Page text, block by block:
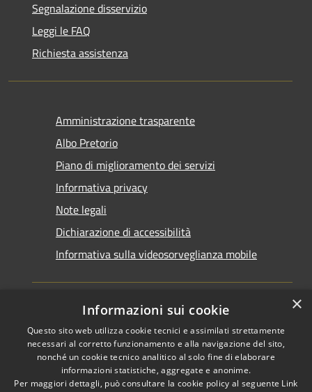
Segnalazione disservizio
Leggi le FAQ
Richiesta assistenza
Amministrazione trasparente
Albo Pretorio
Piano di miglioramento dei servizi
Informativa privacy
Note legali
Dichiarazione di accessibilità
Informativa sulla videosorveglianza mobile
RSS
Accessibilità
Copyright © 2026 • Comune di
Taranto • Powered by
Municipium•Accesso
×
Informazioni sui cookie
Questo sito web utilizza cookie tecnici e assimilati strettamente
necessari al corretto funzionamento e alla navigazione del sito,
nonché un cookie tecnico analitico al solo fine di elaborare
informazioni statistiche, aggregate e anonime.
Per maggiori dettagli, può consultare la cookie policy al seguente Link